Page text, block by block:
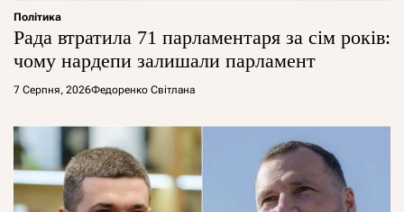
Політика
Рада втратила 71 парламентаря за сім років:
чому нардепи залишали парламент
7 Серпня, 2026Федоренко Світлана